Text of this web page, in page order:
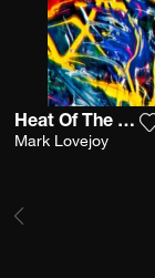
Heat Of The Moment
Mark Lovejoy